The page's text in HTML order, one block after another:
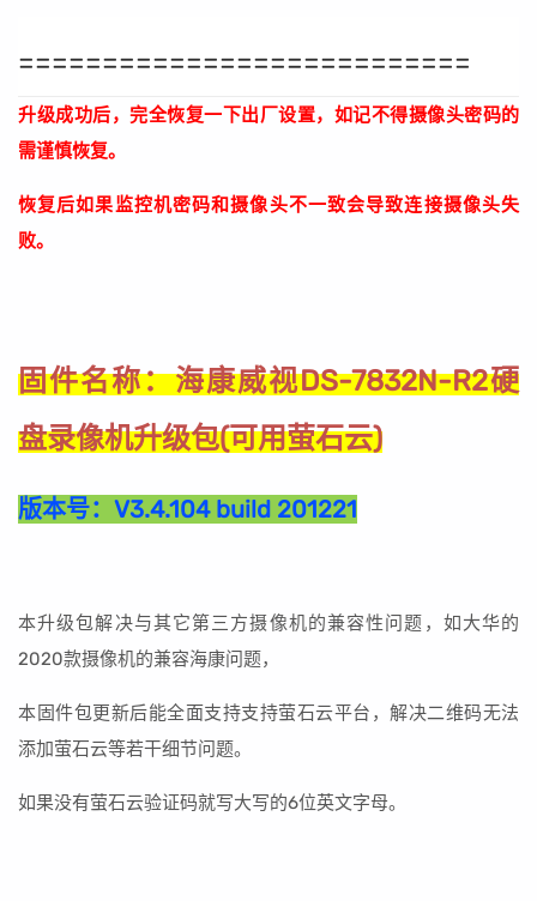
===========================
升级成功后，完全恢复一下出厂设置，如记不得摄像头密码的
需谨慎恢复。
恢复后如果监控机密码和摄像头不一致会导致连接摄像头失
败。
固件名称：海康威视DS-7832N-R2硬
盘录像机升级包(可用萤石云)
版本号： V3.4.104 build 201221
本升级包解决与其它第三方摄像机的兼容性问题，如大华的
2020款摄像机的兼容海康问题，
本固件包更新后能全面支持支持萤石云平台，解决二维码无法
添加萤石云等若干细节问题。
如果没有萤石云验证码就写大写的6位英文字母。